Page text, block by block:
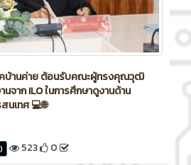
บ้านค่าย ต้อนรับคณะผู้ทรงคุณวุฒิ
จาก ILO ในการศึกษาดูงานด้าน
นเทศ 💻🌐
523 0